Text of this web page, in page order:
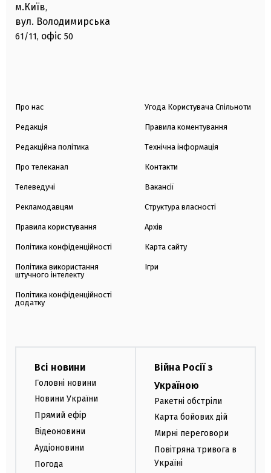
м.Київ,
вул. Володимирська
61/11, офіс 50
Про нас
Редакція
Редакційна політика
Про телеканал
Телеведучі
Рекламодавцям
Правила користування
Політика конфіденційності
Політика використання
штучного інтелекту
Політика конфіденційності
додатку
Угода Користувача Спільноти
Правила коментування
Технічна інформація
Контакти
Вакансії
Структура власності
Архів
Карта сайту
Ігри
Всі новини
Головні новини
Новини України
Прямий ефір
Відеоновини
Аудіоновини
Погода
Війна Росії з
Україною
Ракетні обстріли
Карта бойових дій
Мирні переговори
Повітряна тривога в
Україні